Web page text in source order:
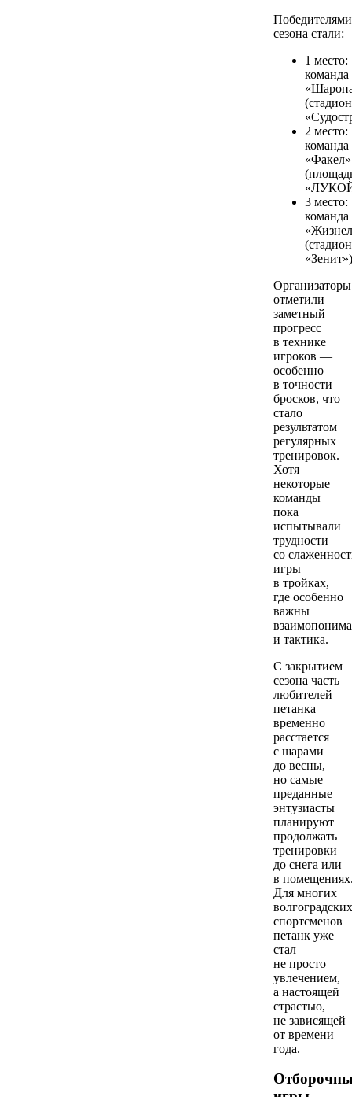
Победителями
сезона стали:
1 место:
команда
(стадион
2 место:
команда
«Факел»
3 место:
команда
(стадион
Организаторы
отметили
заметный
прогресс
в технике
игроков —
особенно
в точности
бросков, что
стало
результатом
регулярных
тренировок.
Хотя
некоторые
команды
пока
испытывали
трудности
со
игры
в тройках,
где особенно
важны
и тактика.
С закрытием
сезона часть
любителей
петанка
временно
расстается
с шарами
до весны,
но самые
преданные
энтузиасты
планируют
продолжать
тренировки
до снега или
в
Для многих
волгоградских
спортсменов
петанк уже
стал
не просто
увлечением,
а настоящей
страстью,
не зависящей
от времени
года.